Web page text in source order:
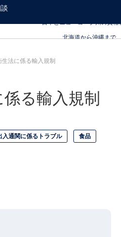
生法に係る輸入規制
る輸入規制
入通関に係るトラブル 食品